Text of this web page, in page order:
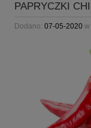
PAPRYCZKI
Dodano: 07-05-2020 w